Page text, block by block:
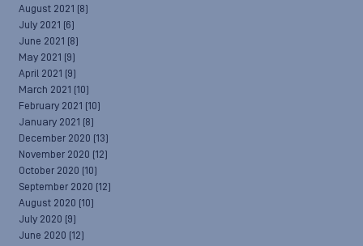
August 2021 (8)
July 2021 (6)
June 2021 (8)
May 2021 (9)
April 2021 (9)
March 2021 (10)
February 2021 (10)
January 2021 (8)
December 2020 (13)
November 2020 (12)
October 2020 (10)
September 2020 (12)
August 2020 (10)
July 2020 (9)
June 2020 (12)